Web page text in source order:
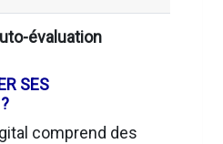
évaluation
SES
comprend des